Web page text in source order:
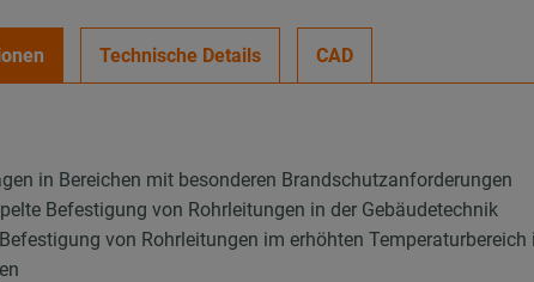
Technische Details CAD
in Bereichen mit besonderen Brandschutzanforderungen
Befestigung von Rohrleitungen in der Gebäudetechnik
von Rohrleitungen im erhöhten